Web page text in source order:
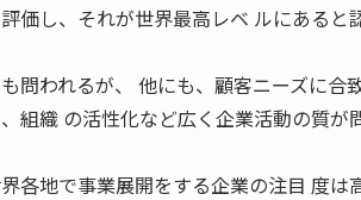
価し、それが世界最高レベ ルにあると
問われるが、 他にも、顧客ニーズに合
組織 の活性化など広く企業活動の質が
各地で事業展開をする企業の注目 度は